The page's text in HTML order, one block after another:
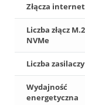
Złącza
Liczba złącz M.2
NVMe
Liczba zasilaczy
Wydajność
energetyczna